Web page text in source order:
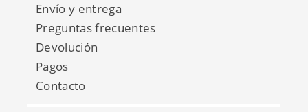
Envío y entrega
Preguntas frecuentes
Devolución
Pagos
Contacto